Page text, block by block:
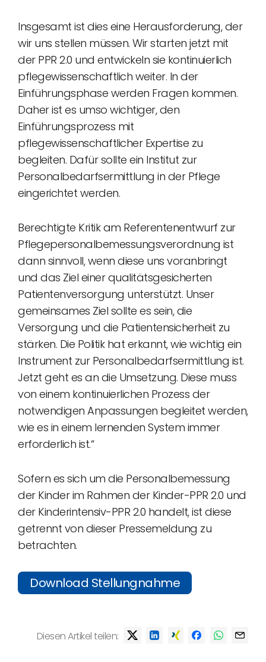
Insgesamt ist dies eine Herausforderung, der
wir uns stellen müssen. Wir starten jetzt mit
der PPR 2.0 und entwickeln sie kontinuierlich
pflegewissenschaftlich weiter. In der
Einführungsphase werden Fragen kommen.
Daher ist es umso wichtiger, den
Einführungsprozess mit
pflegewissenschaftlicher Expertise zu
begleiten. Dafür sollte ein Institut zur
Personalbedarfsermittlung in der Pflege
eingerichtet werden.
Berechtigte Kritik am Referentenentwurf zur
Pflegepersonalbemessungsverordnung ist
dann sinnvoll, wenn diese uns voranbringt
und das Ziel einer qualitätsgesicherten
Patientenversorgung unterstützt. Unser
gemeinsames Ziel sollte es sein, die
Versorgung und die Patientensicherheit zu
stärken. Die Politik hat erkannt, wie wichtig ein
Instrument zur Personalbedarfsermittlung ist.
Jetzt geht es an die Umsetzung. Diese muss
von einem kontinuierlichen Prozess der
notwendigen Anpassungen begleitet werden,
wie es in einem lernenden System immer
erforderlich ist.“
Sofern es sich um die Personalbemessung
der Kinder im Rahmen der Kinder-PPR 2.0 und
der Kinderintensiv-PPR 2.0 handelt, ist diese
getrennt von dieser Pressemeldung zu
betrachten.
Download Stellungnahme
Diesen Artikel teilen: